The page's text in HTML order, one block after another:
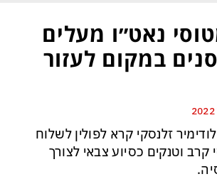
של מצר הורמוז – אם טראמפ יאשר המלחמה תסתיים
מי היה מאמין שבאר שבע תנצח את הכוכב האדום?
רק עם ציוצי האיום המגוחכים שלא מזיזים לטהרן
להורג לכלי ההרתעה המרכזי של המשטר האיראני
מכנסים פגישת ״כיפה אדומה״ לנתניהו בנושא עזה
נאט״ו מעלים
במקום לעזור
זלנסקי קרא לפולין לשלוח
קרב וטנקים כסיוע צבאי לצורך